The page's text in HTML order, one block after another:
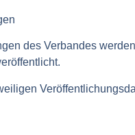
des Verbandes